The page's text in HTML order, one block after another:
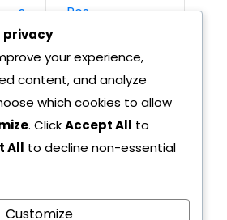
S
Pos
T
:
nsi
04/
6
Pos
04/
02/
202
6
privacy
your experience,
content, and analyze
which cookies to allow
. ClickAccept All to
All to decline non-essential
Customize